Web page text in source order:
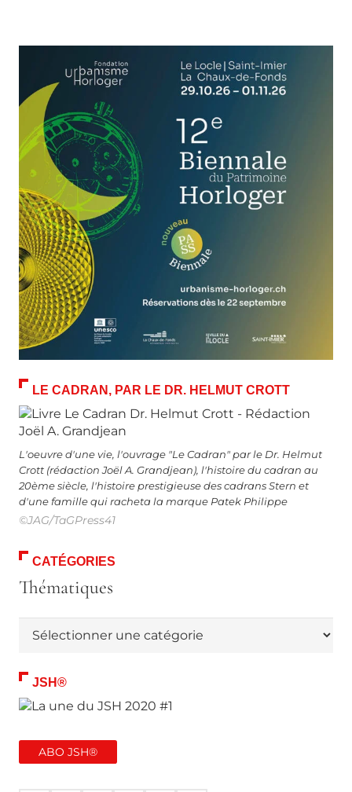
LE CADRAN, PAR LE DR. HELMUT CROTT
L'oeuvre d'une vie, l'ouvrage "Le Cadran" par le Dr. Helmut
Crott (rédaction Joël A. Grandjean), l'histoire du cadran au
20ème siècle, l'histoire prestigieuse des cadrans Stern et
d'une famille qui racheta la marque Patek Philippe
©JAG/TaGPress41
CATÉGORIES
Thématiques
JSH®
ABO JSH®